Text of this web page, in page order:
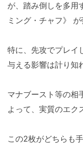
が、踏み倒しを多用
ミング・チャフ》 が
特に、先攻でプレイ
与える影響は計り知
マナブースト等の相
よって、実質のエク
この2枚がどちらも